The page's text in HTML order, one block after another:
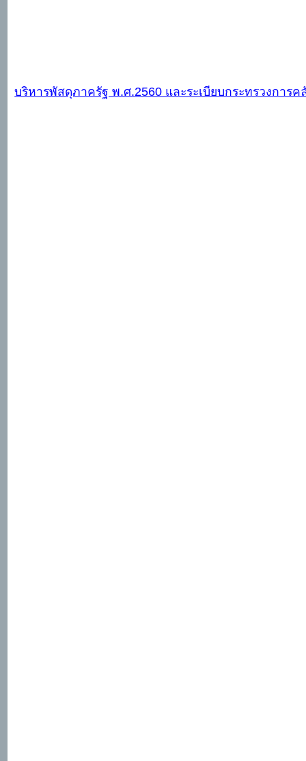
บริหารพัสดุภาครัฐ พ.ศ.2560 และระเบียบกระทรวงการ